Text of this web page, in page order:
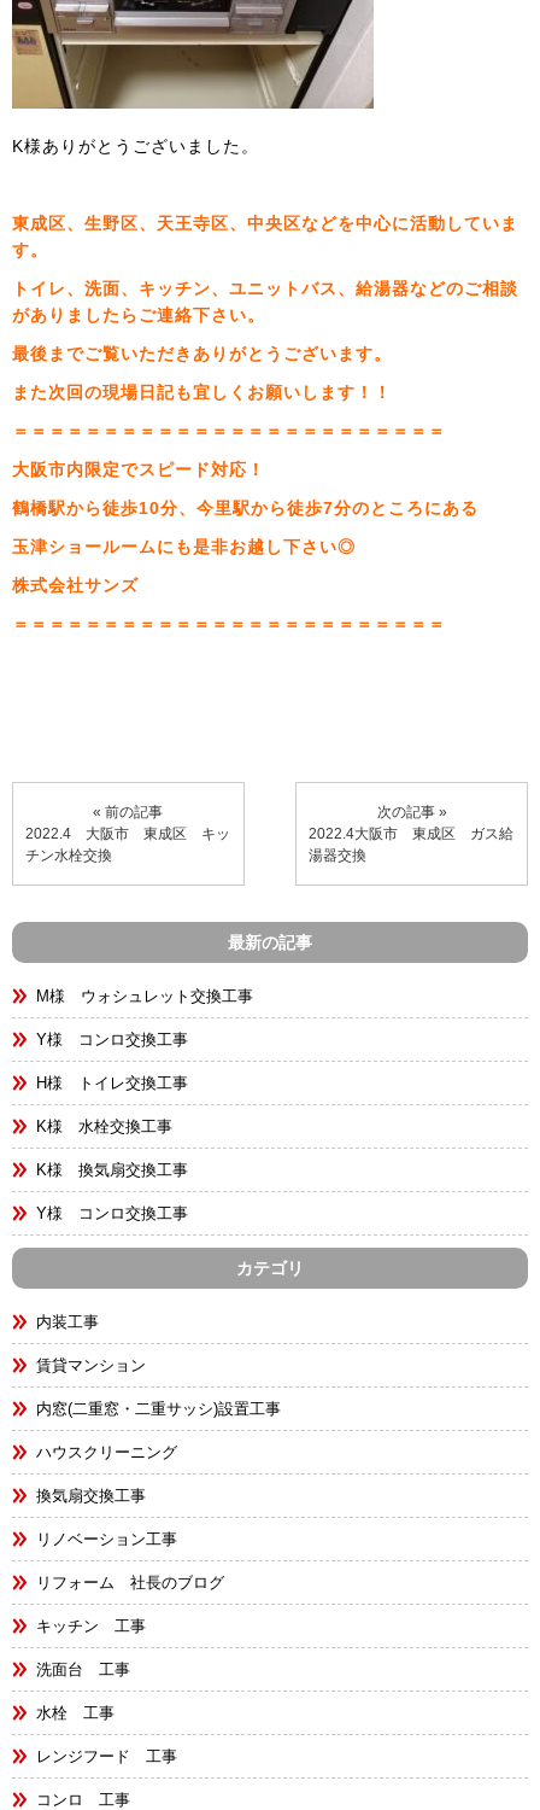
K様ありがとうございました。
東成区、生野区、天王寺区、中央区などを中心に活動していま
す。
トイレ、洗面、キッチン、ユニットバス、給湯器などのご相談
がありましたらご連絡下さい。
最後までご覧いただきありがとうございます。
また次回の現場日記も宜しくお願いします！！
＝＝＝＝＝＝＝＝＝＝＝＝＝＝＝＝＝＝＝＝＝＝＝＝
大阪市内限定でスピード対応！
鶴橋駅から徒歩10分、今里駅から徒歩7分のところにある
玉津ショールームにも是非お越し下さい◎
株式会社サンズ
＝＝＝＝＝＝＝＝＝＝＝＝＝＝＝＝＝＝＝＝＝＝＝＝
« 前の記事
2022.4 大阪市 東成区 キッ
チン水栓交換
次の記事 »
2022.4大阪市 東成区 ガス給
湯器交換
最新の記事
M様 ウォシュレット交換工事
Y様 コンロ交換工事
H様 トイレ交換工事
K様 水栓交換工事
K様 換気扇交換工事
Y様 コンロ交換工事
カテゴリ
内装工事
賃貸マンション
内窓(二重窓・二重サッシ)設置工事
ハウスクリーニング
換気扇交換工事
リノベーション工事
リフォーム 社長のブログ
キッチン 工事
洗面台 工事
水栓 工事
レンジフード 工事
コンロ 工事